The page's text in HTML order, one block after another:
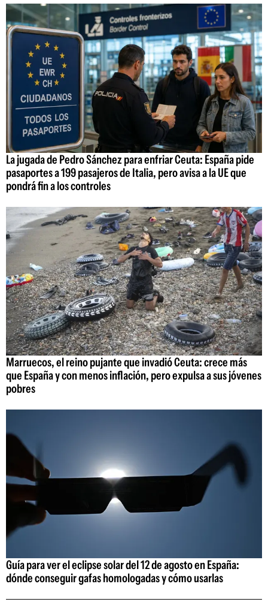
La jugada de Pedro Sánchez para enfriar Ceuta: España pide
pasaportes a 199 pasajeros de Italia, pero avisa a la UE que
pondrá fin a los controles
Marruecos, el reino pujante que invadió Ceuta: crece más
que España y con menos inflación, pero expulsa a sus jóvenes
pobres
Guía para ver el eclipse solar del 12 de agosto en España:
dónde conseguir gafas homologadas y cómo usarlas